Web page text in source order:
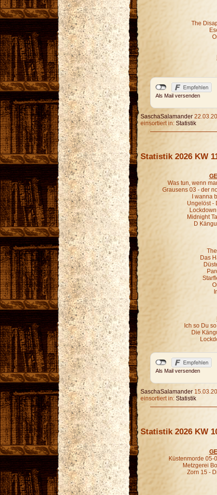
The
Als Mail versenden
SaschaSalamander
einsortiert in: Statistik
Statistik 2026 KW
Was tun, wenn
Grausens 03 - der
I wanna
Ungelöst -
Midnight
D
Das
Ich so Du
Die
Als Mail versenden
SaschaSalamander
einsortiert in: Statistik
Statistik 2026 KW
Küstenmorde 05-
Metzgerei
Zorn 15 -